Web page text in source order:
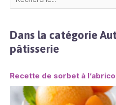
Dans la catégorie
pâtisserie
Recette de sorbet à